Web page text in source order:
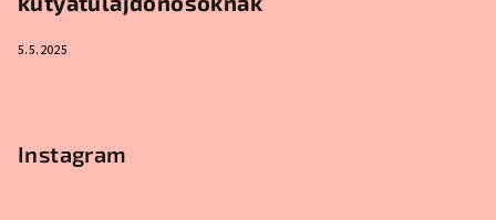
5.5.2025
Instagram